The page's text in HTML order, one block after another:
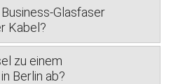
Glasfaser
Kabel?
zu einem
Berlin ab?